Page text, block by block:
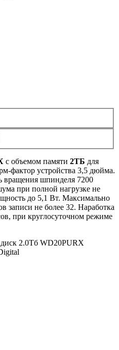
с объемом памяти 2ТБ для
фактор устройства 3,5 дюйма.
вращения шпинделя 7200
при полной нагрузке не
до 5,1 Вт. Максимально
записи не более 32. Наработка
при круглосуточном режиме
2.0Тб WD20PURX